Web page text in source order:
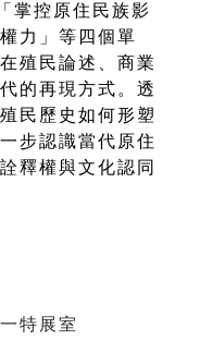
掌控原住民族影
力」等四個單
殖民論述、商業
的再現方式。透
民歷史如何形塑
步認識當代原住
釋權與文化認同
特展室